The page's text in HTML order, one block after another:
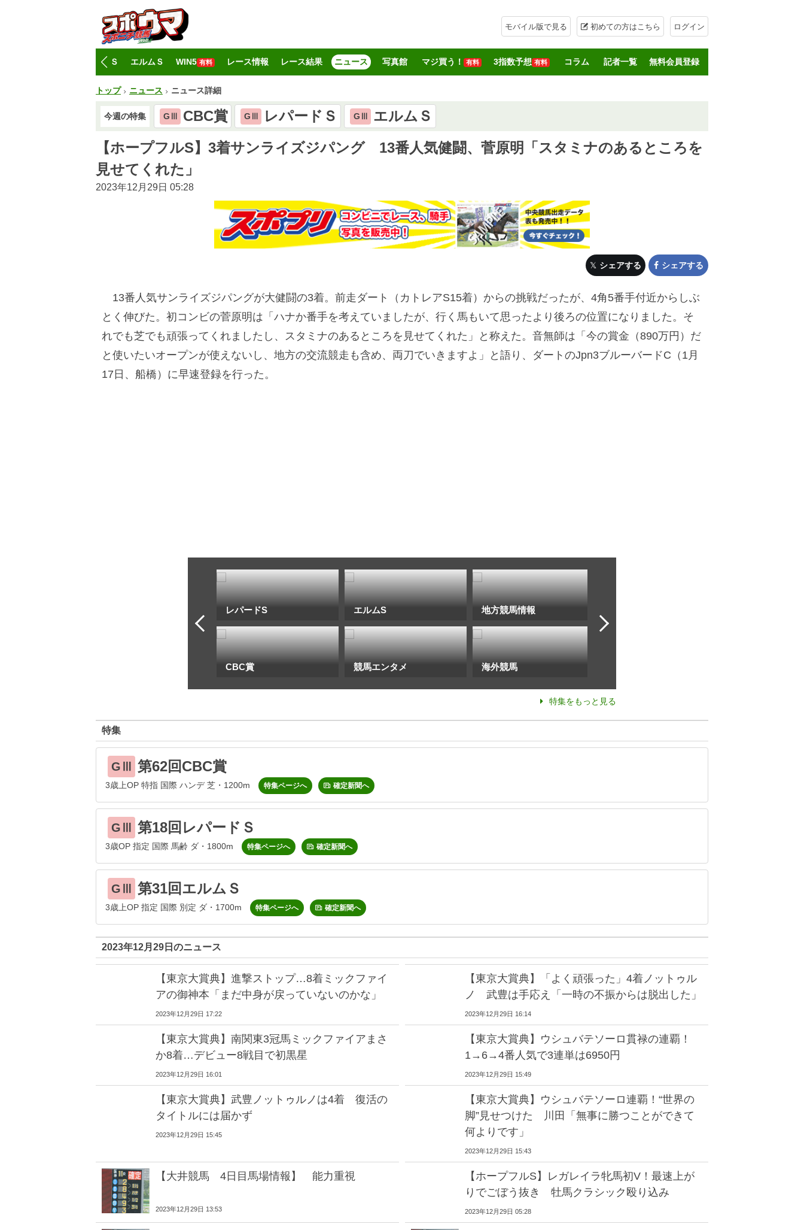
モバイル版で見る 初めての方はこちら ログイン
レパードＳ エルムＳ WIN5 有料 レース情報 レース結果 ニュース 写真館 マジ買う！ 有料 3指数予想 有料 コラム 記者一覧 無料会員登録
トップ ニュース ニュース詳細
今週の特集 GⅢ CBC賞 GⅢ レパードＳ GⅢ
エルムＳ
【ホープフルS】3着サンライズジパング 13番人気健闘、菅原明「スタミナのあるところを
見せてくれた」
2023年12月29日 05:28
シェアする シェアする
13番人気サンライズジパングが大健闘の3着。前走ダート（カトレアS15着）からの挑戦だったが、4角5番手付近からしぶ
とく伸びた。初コンビの菅原明は「ハナか番手を考えていましたが、行く馬もいて思ったより後ろの位置になりました。そ
れでも芝でも頑張ってくれましたし、スタミナのあるところを見せてくれた」と称えた。音無師は「今の賞金（890万円）だ
と使いたいオープンが使えないし、地方の交流競走も含め、両刀でいきますよ」と語り、ダートのJpn3ブルーバードC（1月
17日、船橋）に早速登録を行った。
レパードS
CBC賞
エルムS
競馬エンタメ
地方競馬情報
海外競馬
特集をもっと見る
特集
GⅢ 第62回CBC賞
3歳上OP 特指 国際 ハンデ 芝・1200m 特集ページへ 確定新聞へ
GⅢ 第18回レパードＳ
3歳OP 指定 国際 馬齢 ダ・1800m 特集ページへ 確定新聞へ
GⅢ 第31回エルムＳ
3歳上OP 指定 国際 別定 ダ・1700m 特集ページへ 確定新聞へ
2023年12月29日のニュース
【東京大賞典】進撃ストップ…8着ミックファイ
アの御神本「まだ中身が戻っていないのかな」
2023年12月29日 17:22
【東京大賞典】「よく頑張った」4着ノットゥル
ノ 武豊は手応え「一時の不振からは脱出した」
2023年12月29日 16:14
【東京大賞典】南関東3冠馬ミックファイアまさ
か8着…デビュー8戦目で初黒星
2023年12月29日 16:01
【東京大賞典】ウシュバテソーロ貫禄の連覇！
1→6→4番人気で3連単は6950円
2023年12月29日 15:49
【東京大賞典】武豊ノットゥルノは4着 復活の
タイトルには届かず
2023年12月29日 15:45
【東京大賞典】ウシュバテソーロ連覇！“世界の
脚”見せつけた 川田「無事に勝つことができて
何よりです」
2023年12月29日 15:43
【大井競馬 4日目馬場情報】 能力重視
2023年12月29日 13:53
【ホープフルS】レガレイラ牝馬初V！最速上が
りでごぼう抜き 牡馬クラシック殴り込み
2023年12月29日 05:28